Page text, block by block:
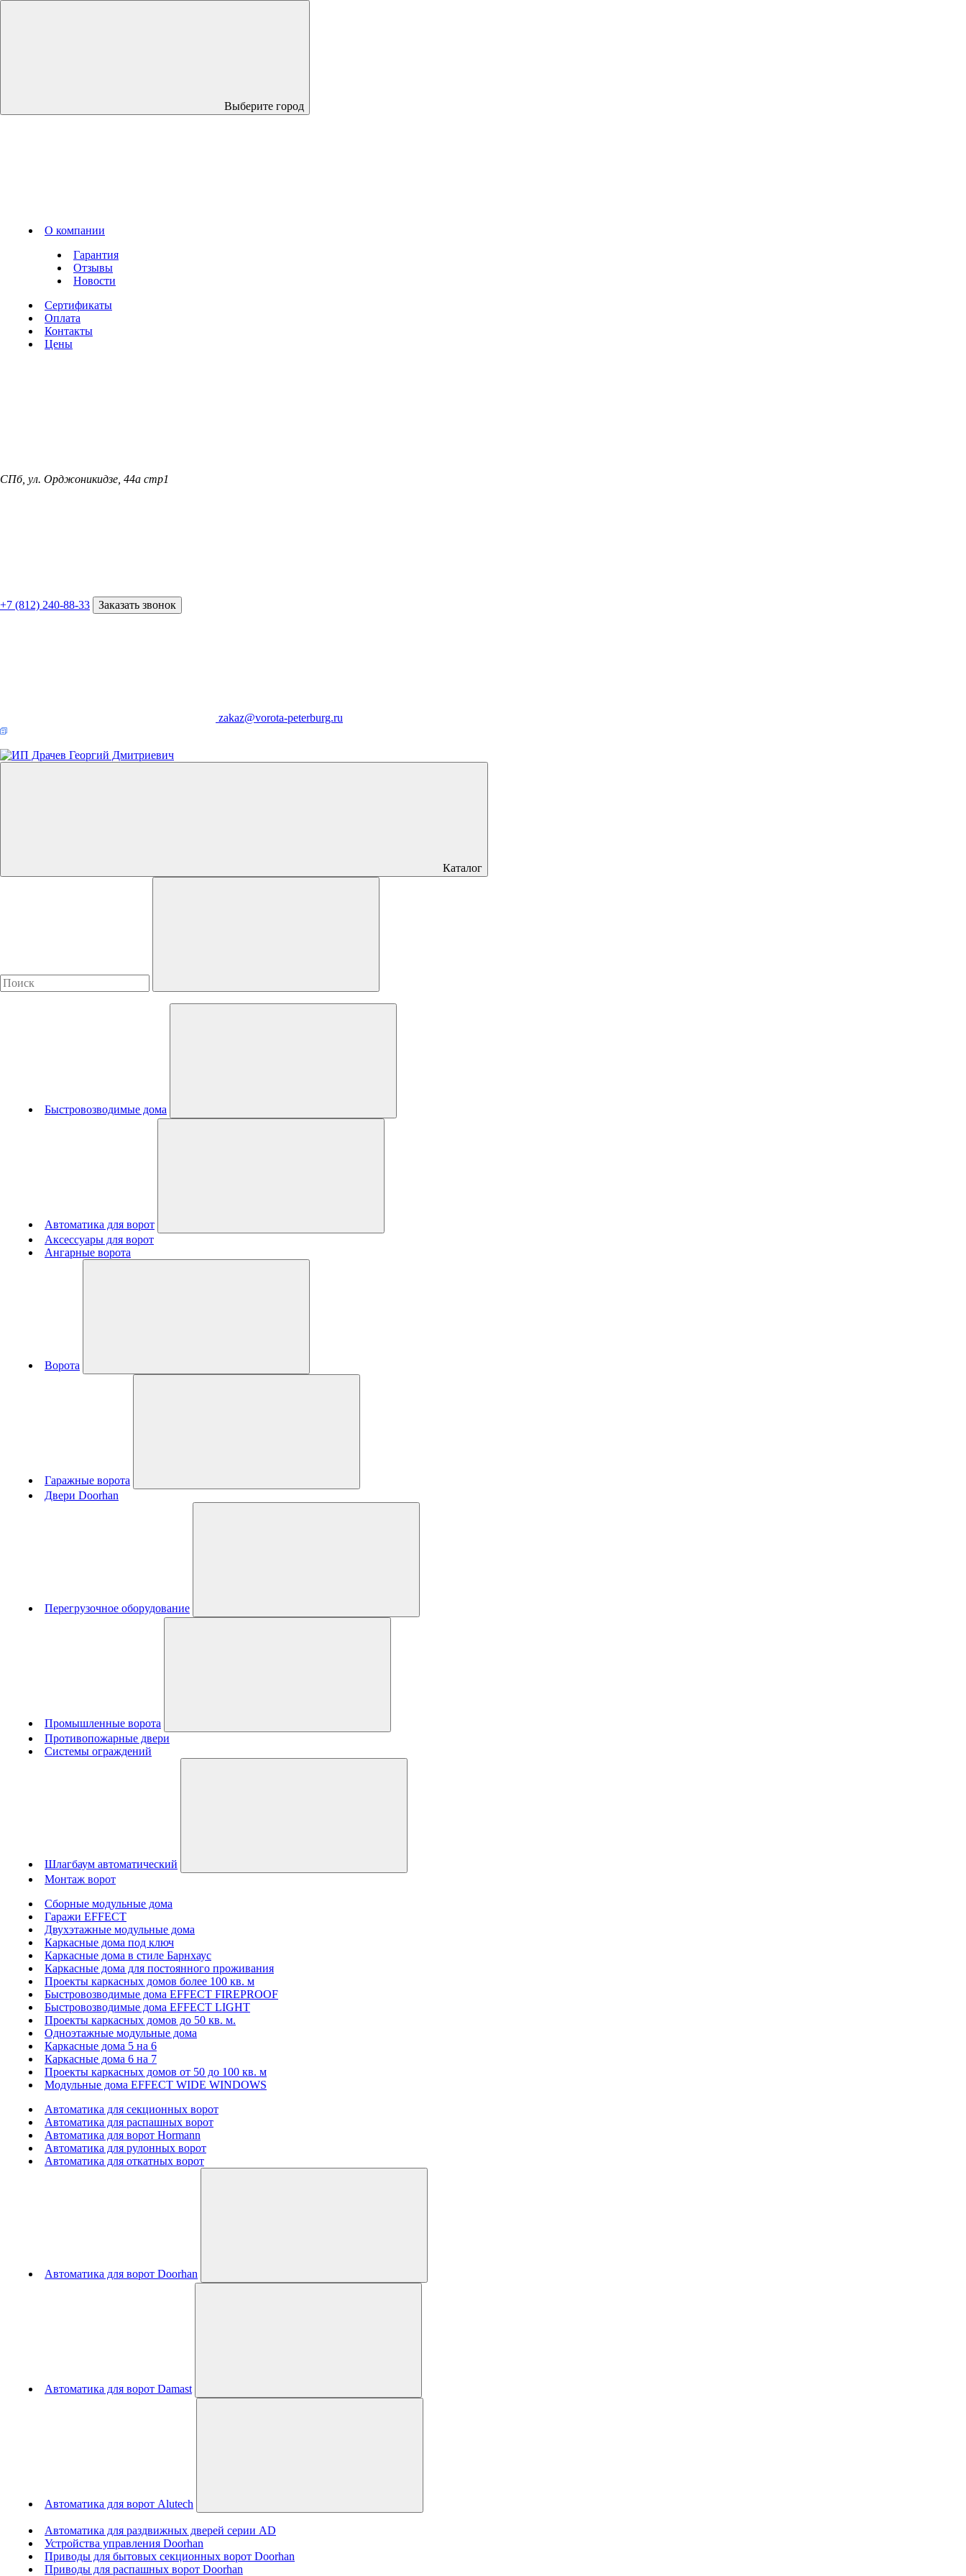
Выберите город
О компании
Гарантия
Отзывы
Новости
Сертификаты
Оплата
Контакты
Цены
СПб, ул. Орджоникидзе, 44а стр1
+7 (812) 240-88-33 Заказать звонок
zakaz@vorota-peterburg.ru
Каталог
Быстровозводимые дома
Автоматика для ворот
Аксессуары для ворот
Ангарные ворота
Ворота
Гаражные ворота
Двери Doorhan
Перегрузочное оборудование
Промышленные ворота
Противопожарные двери
Системы ограждений
Шлагбаум автоматический
Монтаж ворот
Сборные модульные дома
Гаражи EFFECT
Двухэтажные модульные дома
Каркасные дома под ключ
Каркасные дома в стиле Барнхаус
Каркасные дома для постоянного проживания
Проекты каркасных домов более 100 кв. м
Быстровозводимые дома EFFECT FIREPROOF
Быстровозводимые дома EFFECT LIGHT
Проекты каркасных домов до 50 кв. м.
Одноэтажные модульные дома
Каркасные дома 5 на 6
Каркасные дома 6 на 7
Проекты каркасных домов от 50 до 100 кв. м
Модульные дома EFFECT WIDE WINDOWS
Автоматика для секционных ворот
Автоматика для распашных ворот
Автоматика для ворот Hormann
Автоматика для рулонных ворот
Автоматика для откатных ворот
Автоматика для ворот Doorhan
Автоматика для ворот Damast
Автоматика для ворот Alutech
Автоматика для раздвижных дверей серии AD
Устройства управления Doorhan
Приводы для бытовых секционных ворот Doorhan
Приводы для распашных ворот Doorhan